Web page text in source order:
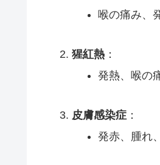
喉の痛み、
猩紅熱：
発熱、喉の
皮膚感染症：
発赤、腫れ